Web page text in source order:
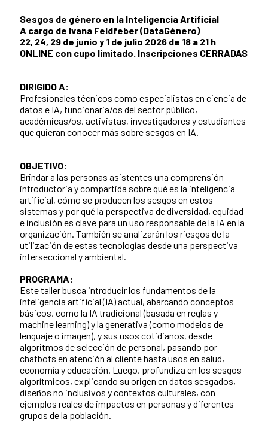
Sesgos de género en la Inteligencia Artificial
A cargo de Ivana Feldfeber (DataGénero)
22, 24, 29 de junio y 1 de julio 2026 de 18 a 21 h
ONLINE con cupo limitado. Inscripciones CERRADAS
DIRIGIDO A:
Profesionales técnicos como especialistas en ciencia de
datos e IA, funcionaria/os del sector público,
académicas/os, activistas, investigadores y estudiantes
que quieran conocer más sobre sesgos en IA.
OBJETIVO:
Brindar a las personas asistentes una comprensión
introductoria y compartida sobre qué es la inteligencia
artificial, cómo se producen los sesgos en estos
sistemas y por qué la perspectiva de diversidad, equidad
e inclusión es clave para un uso responsable de la IA en la
organización. También se analizarán los riesgos de la
utilización de estas tecnologías desde una perspectiva
interseccional y ambiental.
PROGRAMA:
Este taller busca introducir los fundamentos de la
inteligencia artificial (IA) actual, abarcando conceptos
básicos, como la IA tradicional (basada en reglas y
machine learning) y la generativa (como modelos de
lenguaje o imagen), y sus usos cotidianos, desde
algoritmos de selección de personal, pasando por
chatbots en atención al cliente hasta usos en salud,
economía y educación. Luego, profundiza en los sesgos
algorítmicos, explicando su origen en datos sesgados,
diseños no inclusivos y contextos culturales, con
ejemplos reales de impactos en personas y diferentes
grupos de la población.